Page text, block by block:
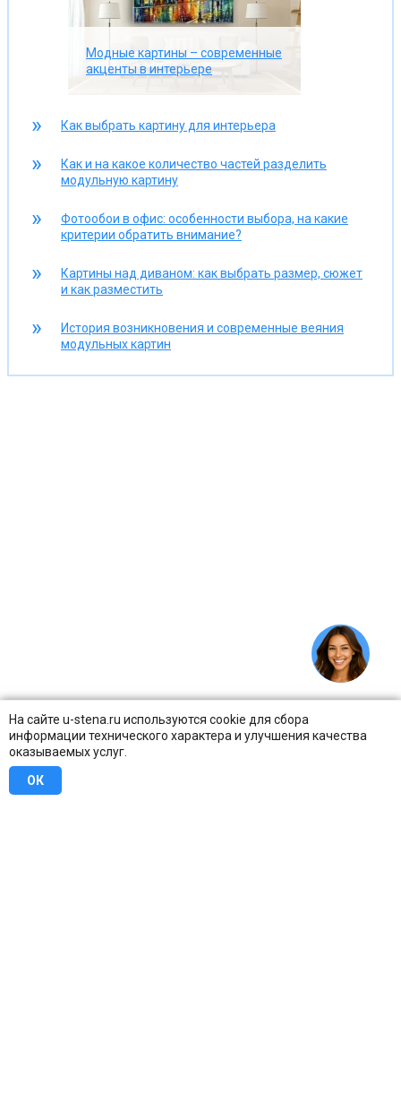
На сайте u-stena.ru используются cookie для сбора
информации технического характера и улучшения качества
оказываемых услуг.
ОК
Модные картины – современные
акценты в интерьере
Как выбрать картину для интерьера
Как и на какое количество частей разделить
модульную картину
Фотообои в офис: особенности выбора, на какие
критерии обратить внимание?
Картины над диваном: как выбрать размер, сюжет
и как разместить
История возникновения и современные веяния
модульных картин